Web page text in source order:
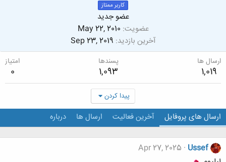
کاربر ممتاز
عضو جدید
عضویت May 22, 2010
آخرین بازدید Sep 23, 2019
ارسال ها
1,019
پسندها
1,093
امتیاز
0
پیدا کردن
ارسال های پروفایل آخرین فعالیت ارسال ها درباره
Ussef
Apr 27, 2025